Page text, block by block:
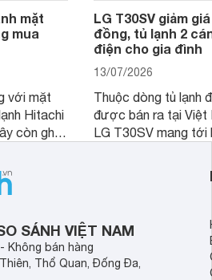
mặt
mua
với mặt
Hitachi
còn ghi
đáp ứng
của gia
LG T30SV giảm
đồng, tủ lạnh 2
điện cho gia đình
13/07/2026
Thuộc dòng tủ lạnh
được bán ra tại Việt
LG T30SV mang tới
mức giá bán dễ
nhiều khách hàng
SÁNH VIỆT NAM
Không bán hàng
Thổ Quan, Đống Đa,